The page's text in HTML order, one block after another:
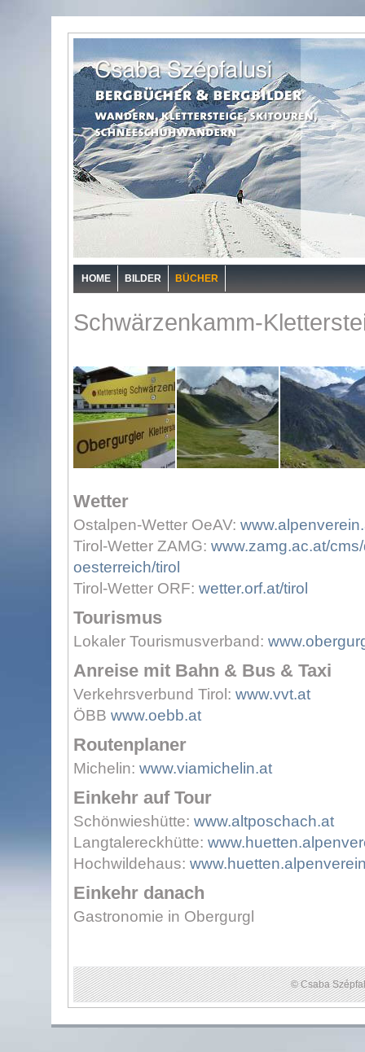
HOME BILDER BÜCHER
Schwärzenkamm-
Wetter
Ostalpen-Wetter OeAV:
Tirol-Wetter ZAMG: www.zamg.ac.at/
oesterreich/tirol
Tirol-Wetter ORF: wetter.orf.at/tirol
Tourismus
Lokaler Tourismusverband:
Anreise mit Bahn & Bus & Taxi
Verkehrsverbund Tirol: www.vvt.at
ÖBB www.oebb.at
Routenplaner
Michelin: www.viamichelin.at
Einkehr auf Tour
Schönwieshütte: www.altposchach.at
Langtalereckhütte:
Hochwildehaus:
Einkehr danach
Gastronomie in Obergurgl
© Csaba